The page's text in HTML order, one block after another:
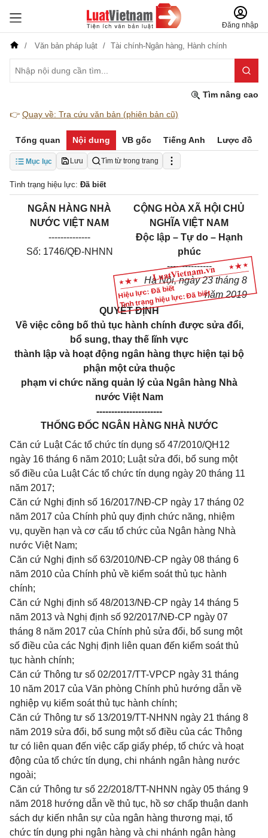
Đăng nhập
Văn bản pháp luật Tài chính-Ngân hàng, Hành chính
Tìm nâng cao
👉 Quay về: Tra cứu văn bản (phiên bản cũ)
Tổng quan Nội dung VB gốc Tiếng Anh Lược đồ
Mục lục Lưu Tìm từ trong trang
Tình trạng hiệu lực: Đã biết
Hiệu lực: Đã biết
Tình trạng hiệu lực: Đã biết
NGÂN HÀNG NHÀ
NƯỚC VIỆT NAM
--------------
Số: 1746/QĐ-NHNN
CỘNG HÒA XÃ HỘI CHỦ
NGHĨA VIỆT NAM
Độc lập – Tự do – Hạnh
phúc
---------------
Hà Nội, ngày 23 tháng 8
năm 2019
QUYẾT ĐỊNH
Về việc công bố thủ tục hành chính được sửa đổi,
bổ sung, thay thế lĩnh vực
thành lập và hoạt động ngân hàng thực hiện tại bộ
phận một cửa thuộc
phạm vi chức năng quản lý của Ngân hàng Nhà
nước Việt Nam
----------------------
THỐNG ĐỐC NGÂN HÀNG NHÀ NƯỚC
Căn cứ Luật Các tổ chức tín dụng số 47/2010/QH12
ngày 16 tháng 6 năm 2010; Luật sửa đổi, bổ sung một
số điều của Luật Các tổ chức tín dụng ngày 20 tháng 11
năm 2017;
Căn cứ Nghị định số 16/2017/NĐ-CP ngày 17 tháng 02
năm 2017 của Chính phủ quy định chức năng, nhiệm
vụ, quyền hạn và cơ cấu tổ chức của Ngân hàng Nhà
nước Việt Nam;
Căn cứ Nghị định số 63/2010/NĐ-CP ngày 08 tháng 6
năm 2010 của Chính phủ về kiểm soát thủ tục hành
chính;
Căn cứ Nghị định số 48/2013/NĐ-CP ngày 14 tháng 5
năm 2013 và Nghị định số 92/2017/NĐ-CP ngày 07
tháng 8 năm 2017 của Chính phủ sửa đổi, bổ sung một
số điều của các Nghị định liên quan đến kiểm soát thủ
tục hành chính;
Căn cứ Thông tư số 02/2017/TT-VPCP ngày 31 tháng
10 năm 2017 của Văn phòng Chính phủ hướng dẫn về
nghiệp vụ kiểm soát thủ tục hành chính;
Căn cứ Thông tư số 13/2019/TT-NHNN ngày 21 tháng 8
năm 2019 sửa đổi, bổ sung một số điều của các Thông
tư có liên quan đến việc cấp giấy phép, tổ chức và hoạt
động của tổ chức tín dụng, chi nhánh ngân hàng nước
ngoài;
Căn cứ Thông tư số 22/2018/TT-NHNN ngày 05 tháng 9
năm 2018 hướng dẫn về thủ tục, hồ sơ chấp thuận danh
sách dự kiến nhân sự của ngân hàng thương mại, tổ
chức tín dụng phi ngân hàng và chi nhánh ngân hàng